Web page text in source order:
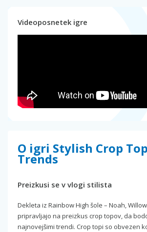
Videoposnetek igre
O igri Stylish Crop Top
Trends
Preizkusi se v vlogi stilista
Dekleta iz Rainbow High šole – Noah,
pripravljajo na preizkus crop topov, da
najnovejšimi trendi. Crop topi so obvezen